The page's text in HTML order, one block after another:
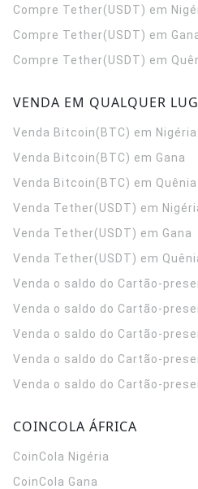
Compre Tether(USDT) em
Compre Tether(USDT) em
Compre Tether(USDT) em
VENDA EM QUALQUER
Venda Bitcoin(BTC) em Nigéria
Venda Bitcoin(BTC) em Gana
Venda Bitcoin(BTC) em Quênia
Venda Tether(USDT) em
Venda Tether(USDT) em Gana
Venda Tether(USDT) em
Venda o saldo do Cartão-
Venda o saldo do Cartão-
Venda o saldo do Cartão-
Venda o saldo do Cartão-
Venda o saldo do Cartão-
COINCOLA ÁFRICA
CoinCola Nigéria
CoinCola Gana